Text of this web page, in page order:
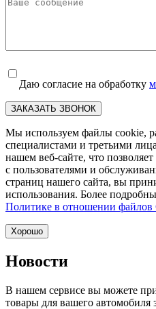
Даю согласие на обработку
ЗАКАЗАТЬ ЗВОНОК
Мы используем файлы cookie,
специалистами и третьими
нашем веб-сайте, что
с пользователями и
страниц нашего сайта, вы
использования. Более
Политике в отношении файлов
Хорошо
Новости
В нашем сервисе вы можете
товары для вашего автомобиля